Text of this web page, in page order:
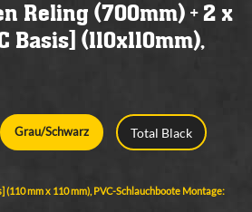
Reling (700mm) + 2 x
Basis] (110x110mm),
Grau/Schwarz Total Black
(110 mm x 110 mm), PVC-Schlauchboote Montage: